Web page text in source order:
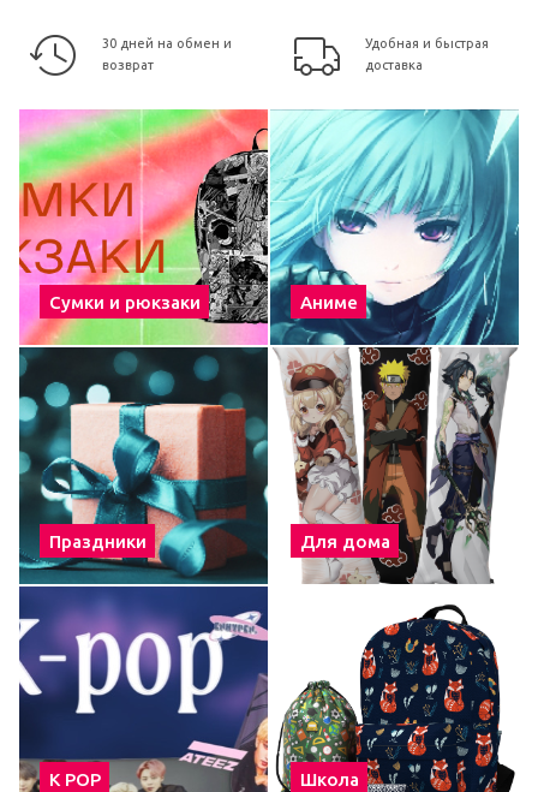
30 дней на обмен и
возврат
Удобная и быстрая
доставка
Сумки и рюкзаки Аниме
Праздники Для дома
К POP Школа